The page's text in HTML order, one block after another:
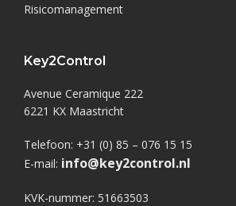
Risicomanagement
Key2Control
Avenue Ceramique 222
6221 KX Maastricht
Telefoon: +31 (0) 85 – 076 15 15
E-mail: info@key2control.nl
KVK-nummer: 51663503